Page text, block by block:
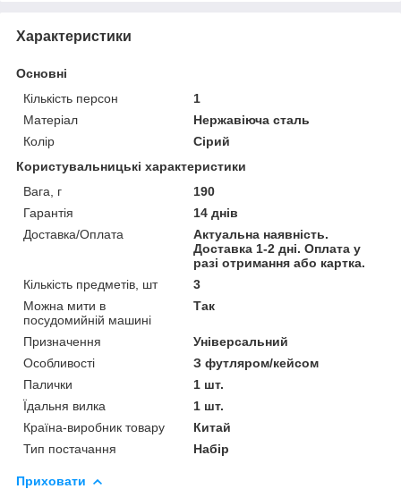
Характеристики
Основні
Кількість персон
1
Матеріал
Нержавіюча сталь
Колір
Сірий
Користувальницькі характеристики
Вага, г
190
Гарантія
14 днів
Доставка/Оплата
Актуальна наявність.
Доставка 1-2 дні. Оплата у
разі отримання або картка.
Кількість предметів, шт
3
Можна мити в
посудомийній машині
Так
Призначення
Універсальний
Особливості
З футляром/кейсом
Палички
1 шт.
Їдальня вилка
1 шт.
Країна-виробник товару
Китай
Тип постачання
Набір
Приховати